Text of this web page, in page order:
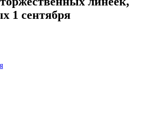
1 сентября